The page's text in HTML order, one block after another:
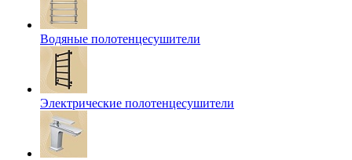
Водяные полотенцесушители
Электрические полотенцесушители